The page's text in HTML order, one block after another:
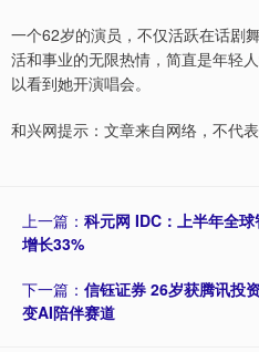
一个62岁的演员，不仅活跃在话剧
活和事业的无限热情，简直是年轻
以看到她开演唱会。
和兴网提示：文章来自网络，不代表
上一篇： 科元网 IDC：上半年全
增长33%
下一篇： 信钰证券 26岁获腾讯投
变AI陪伴赛道